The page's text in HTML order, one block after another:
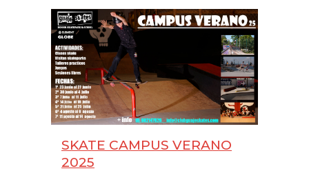
SKATE CAMPUS VERANO
2025